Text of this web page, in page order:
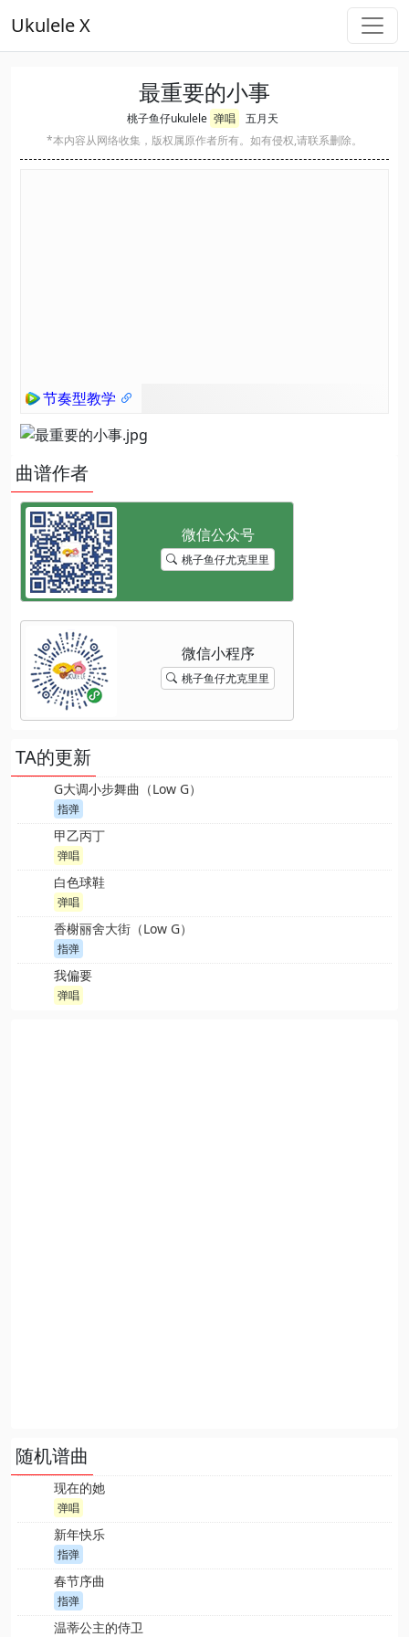
Ukulele X
最重要的小事
桃子鱼仔ukulele 弹唱
五月天
*本内容从网络收集，版权属原作者所有。如有侵权,请联系删除。
节奏型教学
曲谱作者
桃子鱼仔尤克里里
桃子鱼仔尤克里里
TA的更新
G大调小步舞曲（Low G）
指弹
甲乙丙丁
弹唱
白色球鞋
弹唱
香榭丽舍大街（Low G）
指弹
我偏要
弹唱
随机谱曲
现在的她
弹唱
新年快乐
指弹
春节序曲
指弹
温蒂公主的侍卫